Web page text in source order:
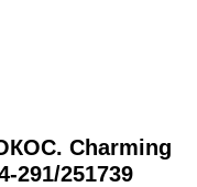
Charming
291/251739